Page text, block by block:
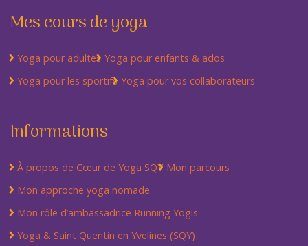
Mes cours de yoga
Yoga pour adultes Yoga pour enfants & ados
Yoga pour les sportifs Yoga pour vos collaborateurs
Informations
À propos de Cœur de Yoga SQY Mon parcours
Mon approche yoga nomade
Mon rôle d’ambassadrice Running Yogis
Yoga & Saint Quentin en Yvelines (SQY)